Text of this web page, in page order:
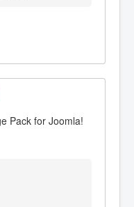
Pack for Joomla!